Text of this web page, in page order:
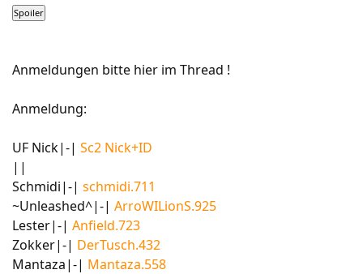
Anmeldungen bitte hier im Thread !
Anmeldung:
UF Nick|-| Sc2 Nick+ID
||
Schmidi|-| schmidi.711
~Unleashed^|-| ArroWILionS.925
Lester|-| Anfield.723
Zokker|-| DerTusch.432
Mantaza|-| Mantaza.558